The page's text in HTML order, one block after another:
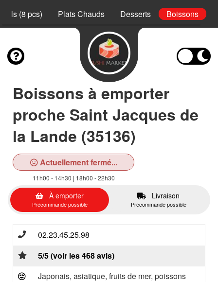
(8 pcs) Plats Chauds Desserts Boissons
Boissons à emporter
proche Saint Jacques de
la Lande (35136)
Actuellement fermé...
11h00 - 14h30 | 18h00 - 22h30
À emporter
Précommande possible
Livraison
Précommande possible
02.23.45.25.98
5/5 (voir les 468 avis)
Japonais, asiatique, fruits de mer, poissons